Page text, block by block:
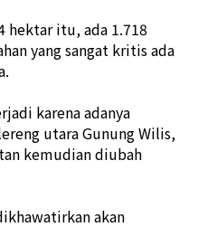
hektar itu, ada 1.718
yang sangat kritis ada
karena adanya
utara Gunung Wilis,
kemudian diubah
akan